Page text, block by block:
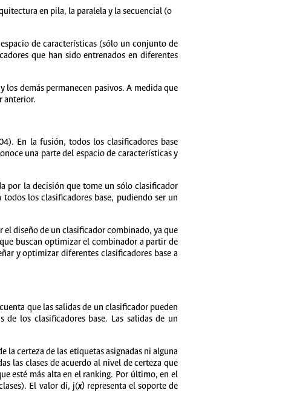
en pila, la paralela y la secuencial (o
de características (sólo un conjunto de
que han sido entrenados en diferentes
demás permanecen pasivos. A medida que
anterior.
En la fusión, todos los clasificadores base
una parte del espacio de características y
por la decisión que tome un sólo clasificador
los clasificadores base, pudiendo ser un
diseño de un clasificador combinado, ya que
buscan optimizar el combinador a partir de
y optimizar diferentes clasificadores base a
que las salidas de un clasificador pueden
los clasificadores base. Las salidas de un
certeza de las etiquetas asignadas ni alguna
las clases de acuerdo al nivel de certeza que
esté más alta en el ranking. Por último, en el
El valor di, j(x)representa el soporte de